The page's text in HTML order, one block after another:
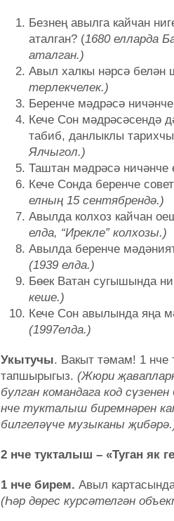
Безнең авылга кайчан
аталган? (1680 елларда
аталган.)
Авыл халкы нәрсә белән
терлекчелек.)
Беренче мәдрәсә
Кече Сон мәдрәсәсендә
табиб, данлыклы тарихчы
Ялчыгол.)
Таштан мәдрәсә ничәнче
Кече Сонда беренче
елның 15 сентябрендә.)
Авылда колхоз кайчан
елда, “Ирекле” колхозы.)
Авылда беренче
(1939 елда.)
Бөек Ватан сугышында
кеше.)
Кече Сон авылында яңа
(1997елда.)
Укытучы. Вакыт тәмам! 1
тапшырыгыз. (Жюри
булган командага код
нче тукталыш биремнәрен
билгеләүче музыканы
2 нче тукталыш – «Туган як
1 нче бирем. Авыл
(Һәр дөрес курсәтелгән